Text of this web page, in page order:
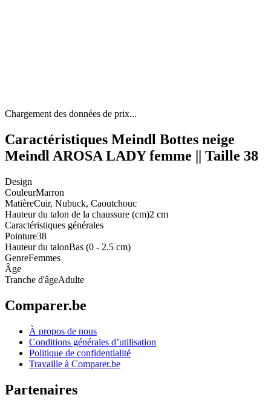
Chargement des données de prix...
Caractéristiques Meindl Bottes neige
Meindl AROSA LADY femme || Taille 38
Design
CouleurMarron
MatièreCuir, Nubuck, Caoutchouc
Hauteur du talon de la chaussure (cm)2 cm
Caractéristiques générales
Pointure38
Hauteur du talonBas (0 - 2.5 cm)
GenreFemmes
Âge
Tranche d'âgeAdulte
Comparer.be
À propos de nous
Conditions générales d’utilisation
Politique de confidentialité
Travaille à Comparer.be
Partenaires